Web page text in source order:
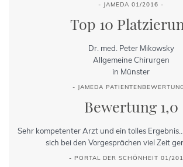
- JAMEDA 01/2016 -
Top 10
Dr. med. Peter Mikowsky
Allgemeine Chirurgen
in Münster
- JAMEDA
Bewertung 1,0
Sehr kompetenter Arzt und ein tolles
sich bei den Vorgesprächen viel Zeit
- PORTAL DER SCHÖNHEIT 01/